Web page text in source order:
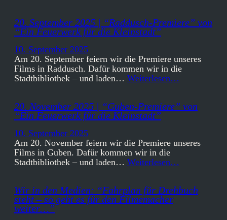
20. September 2025 | “Raddusch-Premiere” von
“Ein Feuerwerk für die Kleinstadt”
10. September 2025
Am 20. September feiern wir die Premiere unseres
Films in Raddusch. Dafür kommen wir in die
Stadtbibliothek – und laden… Weiterlesen…
20. November 2025 | “Guben-Premiere” von
“Ein Feuerwerk für die Kleinstadt”
10. September 2025
Am 20. November feiern wir die Premiere unseres
Films in Guben. Dafür kommen wir in die
Stadtbibliothek – und laden… Weiterlesen…
Wir in den Medien: “Fahrplan für Drehbuch
steht – so geht es für den Filmemacher
weiter…”